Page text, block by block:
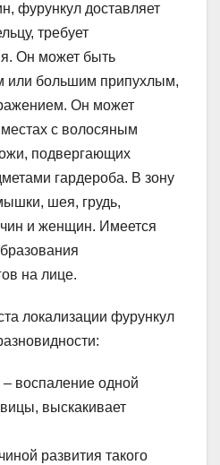
фурункул доставляет
требует
Он может быть
или большим припухлым,
Он может
местах с волосяным
подвергающих
гардероба. В зону
шея, грудь,
и женщин. Имеется
на лице.
локализации фурункул
воспаление одной
выскакивает
развития такого